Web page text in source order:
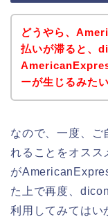
どうやら、
払いが滞ると、
ーが生じるみた
なので、一度、ご
れることをオスス
が
た上で再度、
利用してみてはい